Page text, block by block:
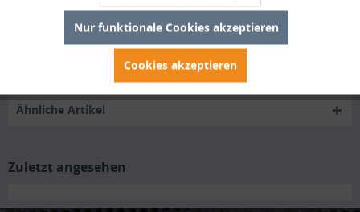
Trusted Shops Bewertungen
Ähnliche Artikel
Zuletzt angesehen
Nur funktionale Cookies akzeptieren
Cookies akzeptieren